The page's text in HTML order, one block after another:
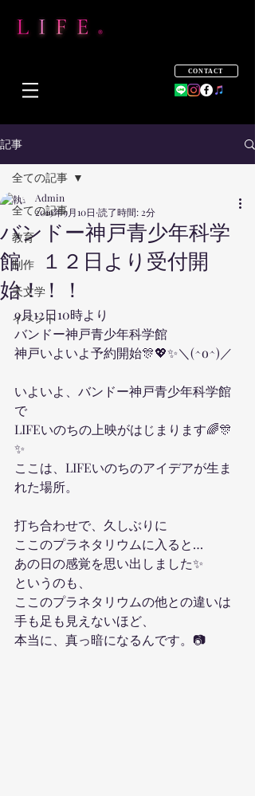
CONTACT
記事
全ての記事
教育
制作
天文学
イベント
全ての記事
バンドー神戸青少年科学
館 １２日より受付開
始！！！
Admin
2019年9月10日 読了時間: 2分
9月12日10時より
バンドー神戸青少年科学館
神戸いよいよ予約開始🎊💖✨＼(^o^)／
いよいよ、バンドー神戸青少年科学館
で
LIFEいのちの上映がはじまります🌈🎊
✨
ここは、LIFEいのちのアイデアが生ま
れた場所。
打ち合わせで、久しぶりに
ここのプラネタリウムに入ると…
あの日の感覚を思い出しました✨
というのも、
ここのプラネタリウムの他との違いは
手も足も見えないほど、
本当に、真っ暗になるんです。📷